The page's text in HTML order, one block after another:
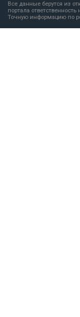
Все данные берутся из
портала ответственность
Точную информацию по